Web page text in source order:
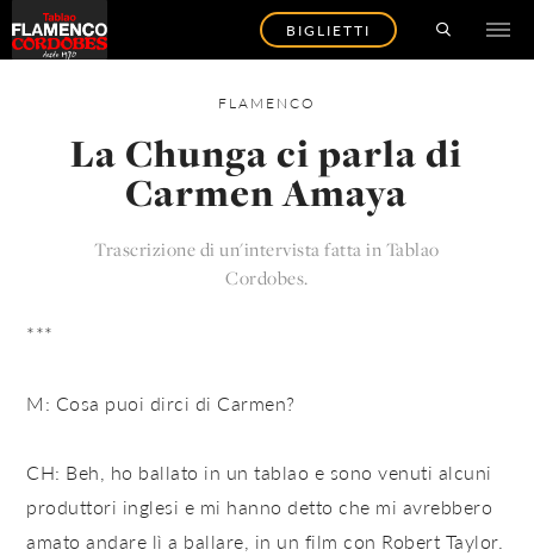
BIGLIETTI
FLAMENCO
La Chunga ci parla di
Carmen Amaya
Trascrizione di un'intervista fatta in Tablao
Cordobes.
***
M: Cosa puoi dirci di Carmen?
CH: Beh, ho ballato in un tablao e sono venuti alcuni
produttori inglesi e mi hanno detto che mi avrebbero
amato andare lì a ballare, in un film con Robert Taylor.